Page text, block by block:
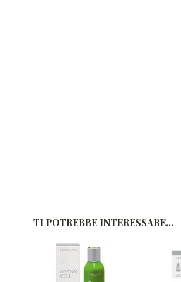
TI POTREBBE INTERESSARE…